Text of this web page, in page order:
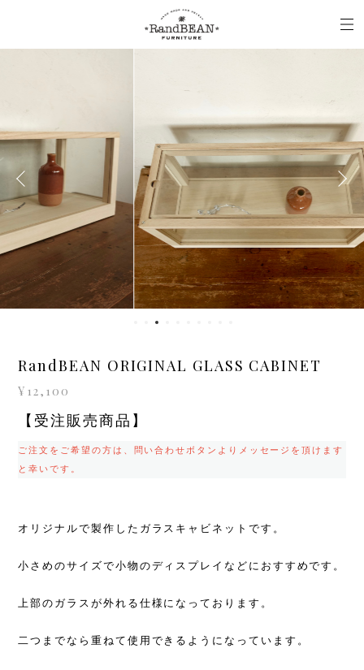
RandBEAN ORIGINAL GLASS CABINET
¥12,100
【受注販売商品】
ご注文をご希望の方は、問い合わせボタンよりメッセージを頂けます
と幸いです。
オリジナルで製作したガラスキャビネットです。
小さめのサイズで小物のディスプレイなどにおすすめです。
上部のガラスが外れる仕様になっております。
二つまでなら重ねて使用できるようになっています。